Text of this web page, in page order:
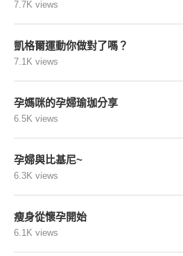
7.7K views
凱格爾運動你做對了嗎？
7.1K views
孕媽咪的孕婦瑜珈分享
6.5K views
孕婦與比基尼~
6.3K views
瘦身從懷孕開始
6.1K views